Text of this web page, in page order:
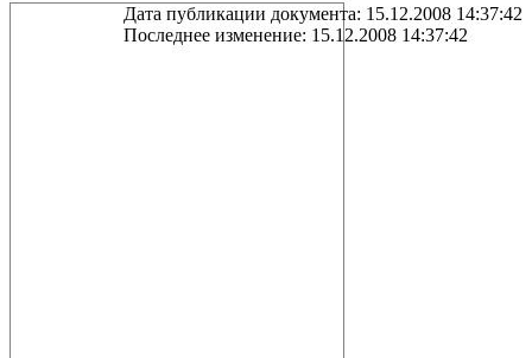
Дата публикации документа: 15.12.2008 14:37:42
Последнее изменение: 15.12.2008 14:37:42